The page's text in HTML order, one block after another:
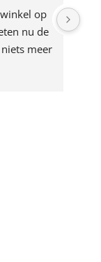
op
nu de
meer